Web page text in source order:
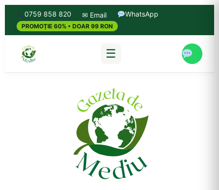
0759 858 820 ✉ Email WhatsApp
PROMOȚIE 60% • DOAR 99 RON
☰